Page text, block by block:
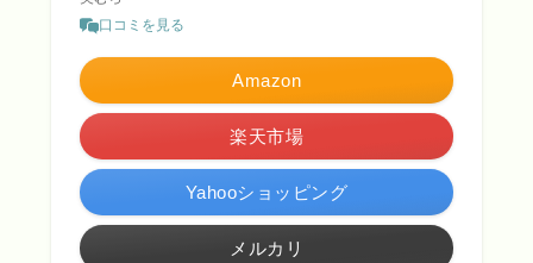
口コミを見る
Amazon
楽天市場
Yahooショッピング
メルカリ